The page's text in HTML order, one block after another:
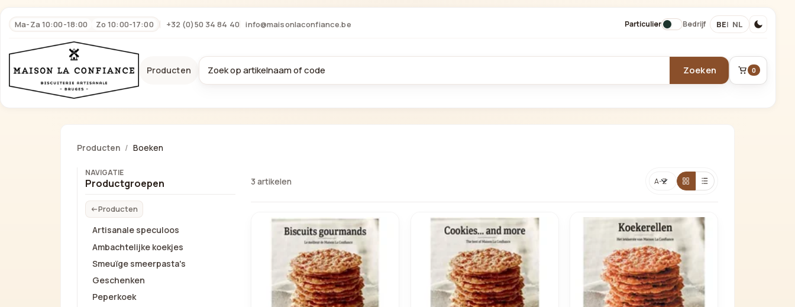
Ma-Za 10:00-18:00 Zo 10:00-17:00 +32 (0)50 34 84 40 info@maisonlaconfiance.be Particulier Bedrijf BE NL
Producten Zoeken 0
Producten Boeken
NAVIGATIE
Productgroepen
Producten
Artisanale speculoos
Ambachtelijke koekjes
Smeuïge smeerpasta's
Geschenken
Peperkoek
3 artikelen Sorteren
Je mandje is leeg.
Verder winkelen